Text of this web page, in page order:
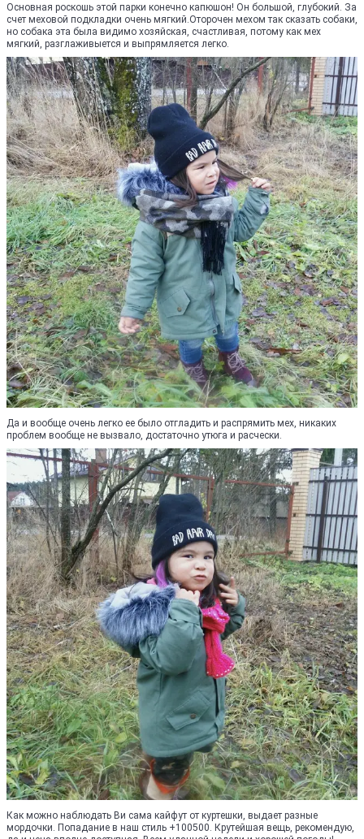
Основная роскошь этой парки конечно капюшон! Он большой, глубокий. За
счет меховой подкладки очень мягкий.Оторочен мехом так сказать собаки,
но собака эта была видимо хозяйская, счастливая, потому как мех
мягкий, разглаживыется и выпрямляется легко.
Да и вообще очень легко ее было отгладить и распрямить мех, никаких
проблем вообще не вызвало, достаточно утюга и расчески.
Как можно наблюдать Ви сама кайфут от куртешки, выдает разные
мордочки. Попадание в наш стиль +100500. Крутейшая вещь, рекомендую,